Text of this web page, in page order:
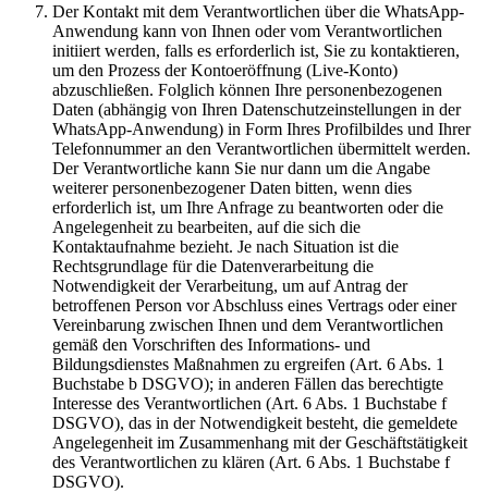
Der Kontakt mit dem Verantwortlichen über die WhatsApp-
Anwendung kann von Ihnen oder vom Verantwortlichen
initiiert werden, falls es erforderlich ist, Sie zu kontaktieren,
um den Prozess der Kontoeröffnung (Live-Konto)
abzuschließen. Folglich können Ihre personenbezogenen
Daten (abhängig von Ihren Datenschutzeinstellungen in der
WhatsApp-Anwendung) in Form Ihres Profilbildes und Ihrer
Telefonnummer an den Verantwortlichen übermittelt werden.
Der Verantwortliche kann Sie nur dann um die Angabe
weiterer personenbezogener Daten bitten, wenn dies
erforderlich ist, um Ihre Anfrage zu beantworten oder die
Angelegenheit zu bearbeiten, auf die sich die
Kontaktaufnahme bezieht. Je nach Situation ist die
Rechtsgrundlage für die Datenverarbeitung die
Notwendigkeit der Verarbeitung, um auf Antrag der
betroffenen Person vor Abschluss eines Vertrags oder einer
Vereinbarung zwischen Ihnen und dem Verantwortlichen
gemäß den Vorschriften des Informations- und
Bildungsdienstes Maßnahmen zu ergreifen (Art. 6 Abs. 1
Buchstabe b DSGVO); in anderen Fällen das berechtigte
Interesse des Verantwortlichen (Art. 6 Abs. 1 Buchstabe f
DSGVO), das in der Notwendigkeit besteht, die gemeldete
Angelegenheit im Zusammenhang mit der Geschäftstätigkeit
des Verantwortlichen zu klären (Art. 6 Abs. 1 Buchstabe f
DSGVO).